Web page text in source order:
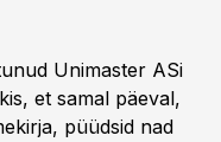
Unimaster ASi
et samal päeval,
püüdsid nad